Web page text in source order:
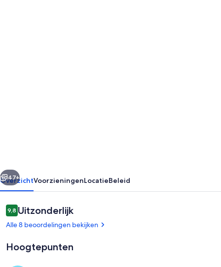
Portugal
Volgende
47+
OverzichtVoorzieningenLocatieBeleid
Beoordelingen
9,89,8 op 10 –
Uitzonderlijk
Alle 8 beoordelingen bekijken
Hoogtepunten